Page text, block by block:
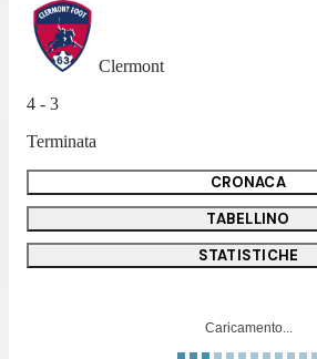
Clermont
4 - 3
Terminata
CRONACA
TABELLINO
STATISTICHE
Caricamento...